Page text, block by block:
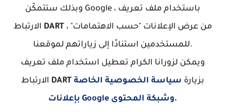
وبذلك ستتمكّن Google ، باستخدام ملف تعريف
DART ، من عرض الإعلانات "حسب الاهتمامات"
للمستخدمين استنادًا إلى زياراتهم لموقعنا.
ويمكن لزورانا الكرام تعطيل استخدام ملف تعريف
DART بزيارة سياسة الخصوصية الخاصة
بإعلانات Google وشبكة المحتوى.